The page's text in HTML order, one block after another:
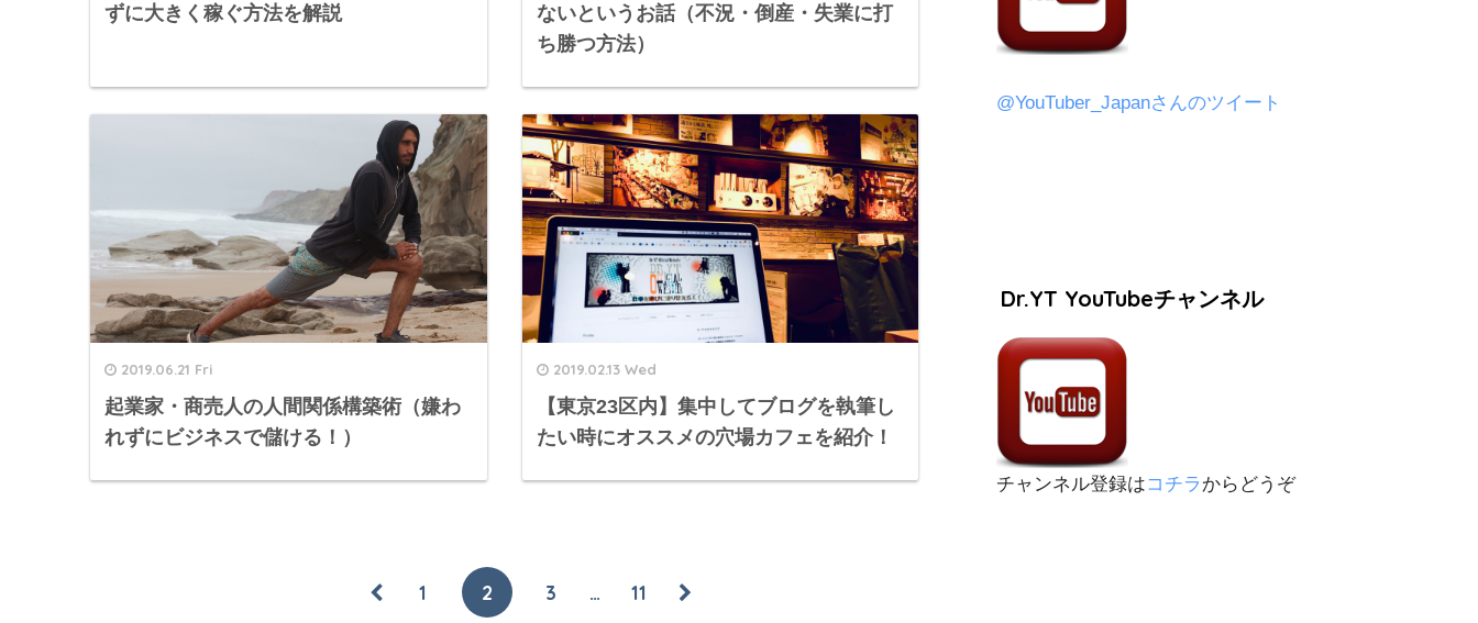
ずに大きく稼ぐ方法を解説
ないというお話（不況・倒産・失業に打
ち勝つ方法）
2019.06.21 Fri
起業家・商売人の人間関係構築術（嫌わ
れずにビジネスで儲ける！）
2019.02.13 Wed
【東京23区内】集中してブログを執筆し
たい時にオススメの穴場カフェを紹介！
1 2 3 … 11
@YouTuber_Japanさんのツイート
Dr.YT YouTubeチャンネル
チャンネル登録はコチラ からどうぞ